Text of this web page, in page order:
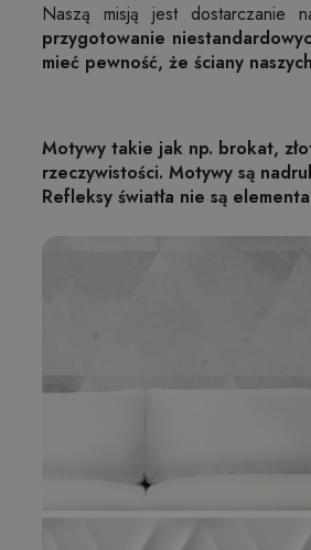
Naszą misją jest dostarczanie
przygotowanie
mieć pewność, że ściany
Motywy takie jak np. brokat,
rzeczywistości. Motywy są
Refleksy światła nie są